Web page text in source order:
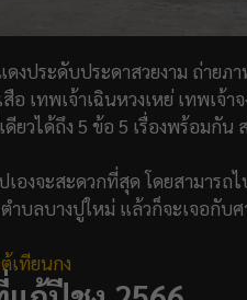
ดงประดับประดาสวยงาม ถ่าย
อ เทพเจ้าเฉินหวงเหย่ เทพเจ้
ยวได้ถึง 5 ข้อ 5 เรื่องพร้อมกัน
องจะสะดวกที่สุด โดยสามารถ
ลบางปูใหม่ แล้วก็จะเจอกับศ
เทียนกง